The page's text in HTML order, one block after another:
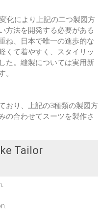
化により上記の二つ製図方
方法を開発する必要がある
ね、日本で唯一の進歩的な
くて着やすく、スタイリッ
た。縫製については実用新
。
おり、上記の3種類の製図方
の合わせてスーツを製作さ
Tailor